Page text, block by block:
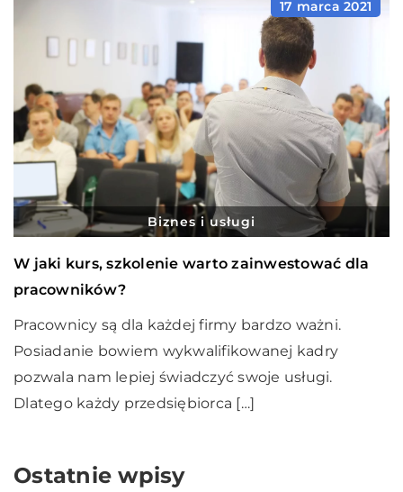
17 marca 2021
Biznes i usługi
W jaki kurs, szkolenie warto zainwestować dla
pracowników?
Pracownicy są dla każdej firmy bardzo ważni.
Posiadanie bowiem wykwalifikowanej kadry
pozwala nam lepiej świadczyć swoje usługi.
Dlatego każdy przedsiębiorca […]
Ostatnie wpisy